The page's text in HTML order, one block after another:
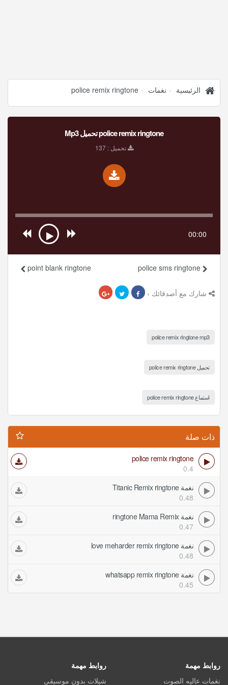
الرئيسية نغمات police remix ringtone
police remix ringtone تحميل Mp3
تحميل : 137
00:00
point blank ringtone
شارك مع أصدقائك ›
police remix ringtone mp3
تحميل police remix ringtone
استماع police remix ringtone
ذات صلة
police remix ringtone
0.4
نغمة Titanic Remix ringtone
0.48
نغمة ringtone Mama Remix
0.47
نغمة love meharder remix ringtone
0.48
نغمة whatsapp remix ringtone
0.45
روابط مهمة
نغمات عاليه الصوت
روابط مهمة
شيلات بدون موسيقى